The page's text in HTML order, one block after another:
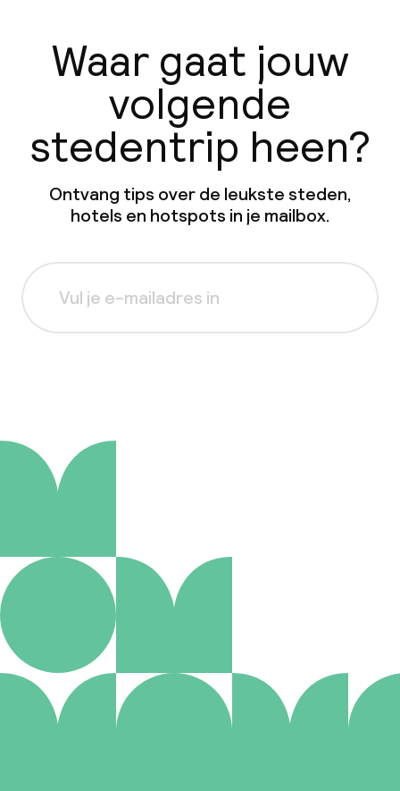
Waar gaat jouw
volgende
stedentrip heen?
Ontvang tips over de leukste steden,
hotels en hotspots in je mailbox.